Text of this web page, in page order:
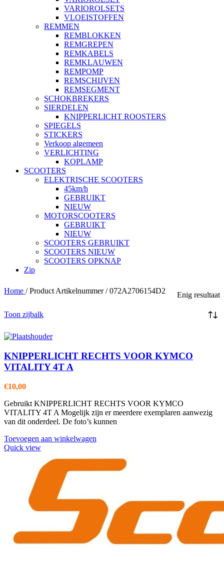
VARIOROLSETS
VLOEISTOFFEN
REMMEN
REMBLOKKEN
REMGREPEN
REMKABELS
REMKLAUWEN
REMPOMP
REMSCHIJVEN
REMSEGMENT
SCHOKBREKERS
SIERDELEN
KNIPPERLICHT ROOSTERS
SPIEGELS
STICKERS
Verkoop algemeen
VERLICHTING
KOPLAMP
SCOOTERS
ELEKTRISCHE SCOOTERS
45km/h
GEBRUIKT
NIEUW
MOTORSCOOTERS
GEBRUIKT
NIEUW
SCOOTERS GEBRUIKT
SCOOTERS NIEUW
SCOOTERS OPKNAP
Zip
Home / Product Artikelnummer/ 072A2706154D2 Enig resultaat
Toon zijbalk
KNIPPERLICHT RECHTS VOOR KYMCO
VITALITY 4T A
€10,00
Gebruikt KNIPPERLICHT RECHTS VOOR KYMCO
VITALITY 4T A Mogelijk zijn er meerdere exemplaren aanwezig
van dit onderdeel. De foto’s kunnen
Toevoegen aan winkelwagen
Quick view